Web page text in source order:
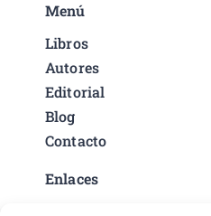
Menú
Libros
Autores
Editorial
Blog
Contacto
Enlaces